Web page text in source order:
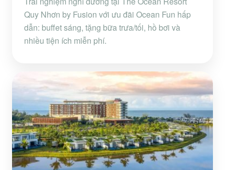
Quy Nhơn by Fusion với ưu đãi Ocean Fun hấp
dẫn: buffet sáng, tặng bữa trưa/tối, hồ bơi và
nhiều tiện ích miễn phí.